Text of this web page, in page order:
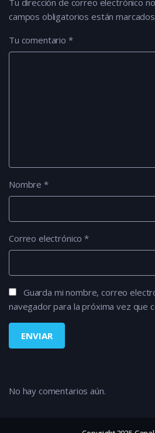
campos obligatorios están
Tu comentario *
Nombre *
Correo electrónico*
Guarda mi nombre, correo
navegador para la próxima vez que
No hay comentarios aún.